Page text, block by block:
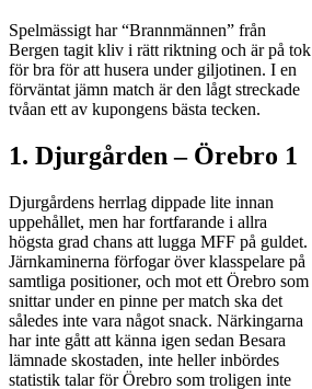
Spelmässigt har “Brannmännen” från
Bergen tagit kliv i rätt riktning och är på tok
för bra för att husera under giljotinen. I en
förväntat jämn match är den lågt streckade
tvåan ett av kupongens bästa tecken.
1. Djurgården – Örebro 1
Djurgårdens herrlag dippade lite innan
uppehållet, men har fortfarande i allra
högsta grad chans att lugga MFF på guldet.
Järnkaminerna förfogar över klasspelare på
samtliga positioner, och mot ett Örebro som
snittar under en pinne per match ska det
således inte vara något snack. Närkingarna
har inte gått att känna igen sedan Besara
lämnade skostaden, inte heller inbördes
statistik talar för Örebro som troligen inte